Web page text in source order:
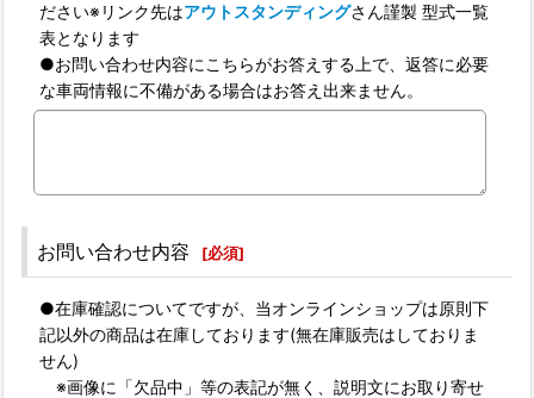
ださい※リンク先はアウトスタンディングさん謹製 型式一覧
表となります
●お問い合わせ内容にこちらがお答えする上で、返答に必要
な車両情報に不備がある場合はお答え出来ません。
お問い合わせ内容 [必須]
●在庫確認についてですが、当オンラインショップは原則下
記以外の商品は在庫しております(無在庫販売はしておりま
せん)
※画像に「欠品中」等の表記が無く、説明文にお取り寄せ